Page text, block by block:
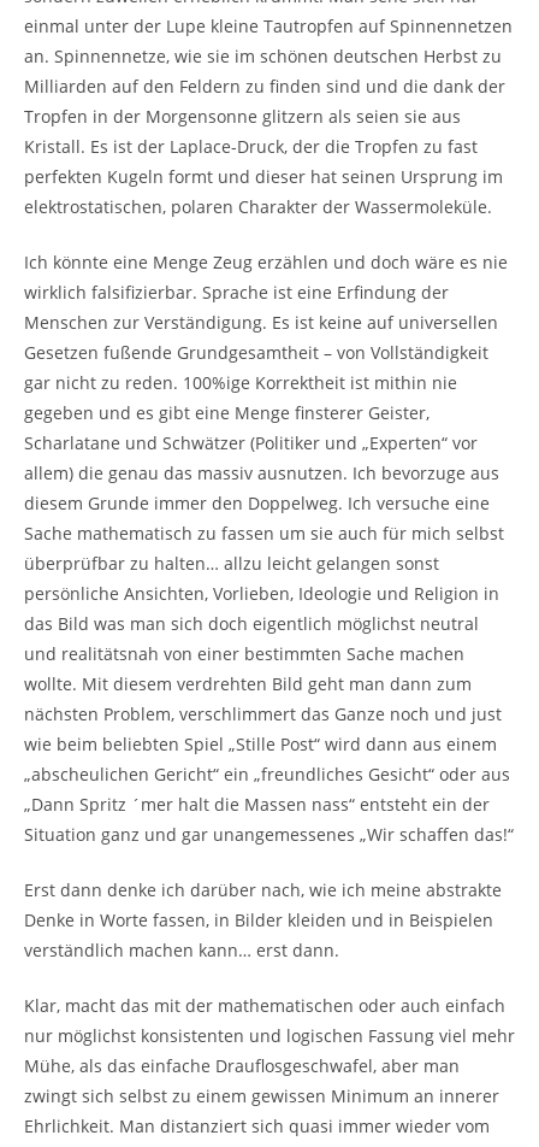
einmal unter der Lupe kleine Tautropfen auf Spinnennetzen
an. Spinnennetze, wie sie im schönen deutschen Herbst zu
Milliarden auf den Feldern zu finden sind und die dank der
Tropfen in der Morgensonne glitzern als seien sie aus
Kristall. Es ist der Laplace-Druck, der die Tropfen zu fast
perfekten Kugeln formt und dieser hat seinen Ursprung im
elektrostatischen, polaren Charakter der Wassermoleküle.
Ich könnte eine Menge Zeug erzählen und doch wäre es nie
wirklich falsifizierbar. Sprache ist eine Erfindung der
Menschen zur Verständigung. Es ist keine auf universellen
Gesetzen fußende Grundgesamtheit – von Vollständigkeit
gar nicht zu reden. 100%ige Korrektheit ist mithin nie
gegeben und es gibt eine Menge finsterer Geister,
Scharlatane und Schwätzer (Politiker und „Experten“ vor
allem) die genau das massiv ausnutzen. Ich bevorzuge aus
diesem Grunde immer den Doppelweg. Ich versuche eine
Sache mathematisch zu fassen um sie auch für mich selbst
überprüfbar zu halten… allzu leicht gelangen sonst
persönliche Ansichten, Vorlieben, Ideologie und Religion in
das Bild was man sich doch eigentlich möglichst neutral
und realitätsnah von einer bestimmten Sache machen
wollte. Mit diesem verdrehten Bild geht man dann zum
nächsten Problem, verschlimmert das Ganze noch und just
wie beim beliebten Spiel „Stille Post“ wird dann aus einem
„abscheulichen Gericht“ ein „freundliches Gesicht“ oder aus
„Dann Spritz ´mer halt die Massen nass“ entsteht ein der
Situation ganz und gar unangemessenes „Wir schaffen das!“
Erst dann denke ich darüber nach, wie ich meine abstrakte
Denke in Worte fassen, in Bilder kleiden und in Beispielen
verständlich machen kann… erst dann.
Klar, macht das mit der mathematischen oder auch einfach
nur möglichst konsistenten und logischen Fassung viel mehr
Mühe, als das einfache Drauflosgeschwafel, aber man
zwingt sich selbst zu einem gewissen Minimum an innerer
Ehrlichkeit. Man distanziert sich quasi immer wieder vom